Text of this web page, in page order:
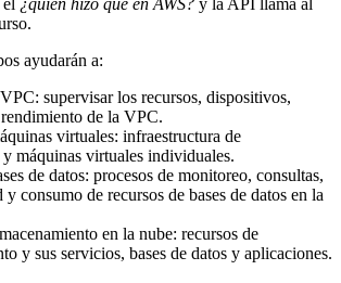
el ¿quién hizo qué en AWS? y la API llama al
ayudarán a:
supervisar los recursos, dispositivos,
de la VPC.
virtuales: infraestructura de
máquinas virtuales individuales.
de datos: procesos de monitoreo, consultas,
consumo de recursos de bases de datos en la
en la nube: recursos de
y sus servicios, bases de datos y aplicaciones.